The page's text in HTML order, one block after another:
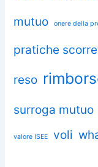
mutuo onere della
pratiche
reso
surroga mutuo
valore ISEE voli